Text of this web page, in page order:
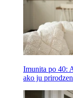
Imunita po 40:
ako ju